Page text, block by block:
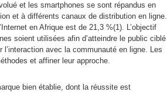
et les smartphones se sont répandus en
et à différents canaux de distribution en ligne.
en Afrique est de 21,3 %(1). L’objectif
soient utilisées afin d’atteindre le public ciblé
avec la communauté en ligne. Les
et affiner leur approche.
bien établie, dont la réussite est